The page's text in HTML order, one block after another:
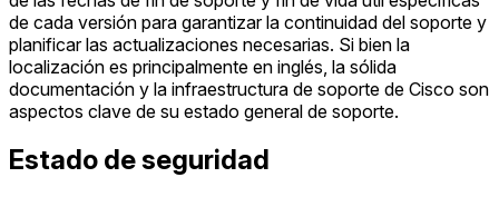
de cada versión para garantizar la continuidad del soporte y
planificar las actualizaciones necesarias. Si bien la
localización es principalmente en inglés, la sólida
documentación y la infraestructura de soporte de Cisco son
aspectos clave de su estado general de soporte.
Estado de seguridad